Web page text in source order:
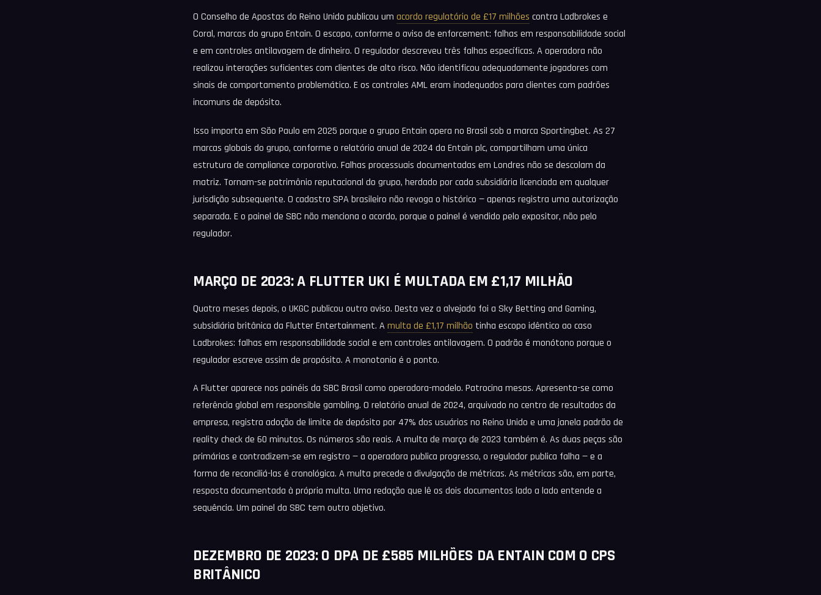
O Conselho de Apostas do Reino Unido publicou um acordo regulatório de £17 milhões contra Ladbrokes e
Coral, marcas do grupo Entain. O escopo, conforme o aviso de enforcement: falhas em responsabilidade social
e em controles antilavagem de dinheiro. O regulador descreveu três falhas específicas. A operadora não
realizou interações suficientes com clientes de alto risco. Não identificou adequadamente jogadores com
sinais de comportamento problemático. E os controles AML eram inadequados para clientes com padrões
incomuns de depósito.
Isso importa em São Paulo em 2025 porque o grupo Entain opera no Brasil sob a marca Sportingbet. As 27
marcas globais do grupo, conforme o relatório anual de 2024 da Entain plc, compartilham uma única
estrutura de compliance corporativo. Falhas processuais documentadas em Londres não se descolam da
matriz. Tornam-se patrimônio reputacional do grupo, herdado por cada subsidiária licenciada em qualquer
jurisdição subsequente. O cadastro SPA brasileiro não revoga o histórico — apenas registra uma autorização
separada. E o painel de SBC não menciona o acordo, porque o painel é vendido pelo expositor, não pelo
regulador.
MARÇO DE 2023: A FLUTTER UKI É MULTADA EM £1,17 MILHÃO
Quatro meses depois, o UKGC publicou outro aviso. Desta vez a alvejada foi a Sky Betting and Gaming,
subsidiária britânica da Flutter Entertainment. Amulta de £1,17 milhão tinha escopo idêntico ao caso
Ladbrokes: falhas em responsabilidade social e em controles antilavagem. O padrão é monótono porque o
regulador escreve assim de propósito. A monotonia é o ponto.
A Flutter aparece nos painéis da SBC Brasil como operadora-modelo. Patrocina mesas. Apresenta-se como
referência global em responsible gambling. O relatório anual de 2024, arquivado no centro de resultados da
empresa, registra adoção de limite de depósito por 47% dos usuários no Reino Unido e uma janela padrão de
reality check de 60 minutos. Os números são reais. A multa de março de 2023 também é. As duas peças são
primárias e contradizem-se em registro — a operadora publica progresso, o regulador publica falha — e a
forma de reconciliá-las é cronológica. A multa precede a divulgação de métricas. As métricas são, em parte,
resposta documentada à própria multa. Uma redação que lê os dois documentos lado a lado entende a
sequência. Um painel da SBC tem outro objetivo.
DEZEMBRO DE 2023: O DPA DE £585 MILHÕES DA ENTAIN COM O CPS
BRITÂNICO